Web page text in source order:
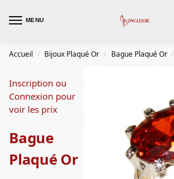
MENU
Accueil / Bijoux Plaqué Or / Bague Plaqué Or /
Inscription ou
Connexion pour
voir les prix
Bague
Plaqué Or